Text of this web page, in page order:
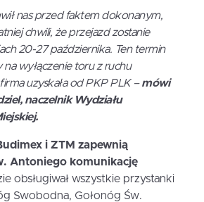
nas przed faktem dokonanym,
chwili, że przejazd zostanie
20-27 października. Ten termin
wyłączenie toru z ruchu
uzyskała od PKP PLK –mówi
naczelnik Wydziału
i ZTM zapewnią
Antoniego komunikację
obsługiwał wszystkie przystanki
Swobodna, Gołonóg Św.